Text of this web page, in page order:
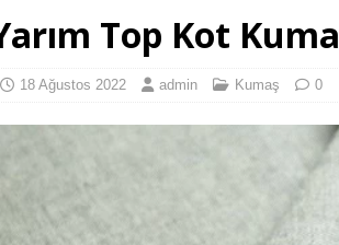
Top Kot
18 Ağustos 2022 admin Kumaş 0